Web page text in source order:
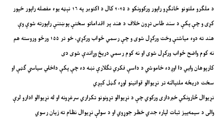
د ملګرو ملتونو ځانګړو راپور ورکوونکو د ۲۰۲۵ کال د اکتوبر په ۱۶ نېټه یوه مفصله راپور خپور
کړی و چې پکې د سند طاس تړون خلاف د هند پر اقداماتو سختې پوښتنې راپورته شوې وې
هند ته دوه میاشتې وخت ورکړل شوی و چې رسمي ځواب ورکړي، خو تر ۱۵۵ ورځو وروسته هم
نه کوم واضح ځواب ورکړل شوی او نه کوم رسمي دریځ وړاندې شوی دی
کارپوهان وايي دا اوږده خاموشي د داسې فکري تګلارې نښه ده چې پکې داخلي سیاسي ګټې او
سخت دریځه ملتپالنه تر نړیوالو قوانینو لوړه ګڼل کېږي
نړیوال څارونکي خبرداری ورکوي چې د نړیوالو تړونونو تکراري سرغړونه او له نړیوالو ادارو لرې
والی د سیمه‌ییز ثبات لپاره جدي خطر جوړوي او د سولې نړیوال نظام ته زیان رسوي